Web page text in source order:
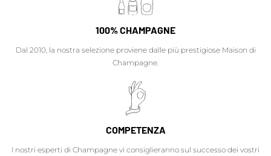
100% CHAMPAGNE
Dal 2010, la nostra selezione proviene dalle più prestigiose Maison di
Champagne.
COMPETENZA
I nostri esperti di Champagne vi consiglieranno sul successo dei vostri